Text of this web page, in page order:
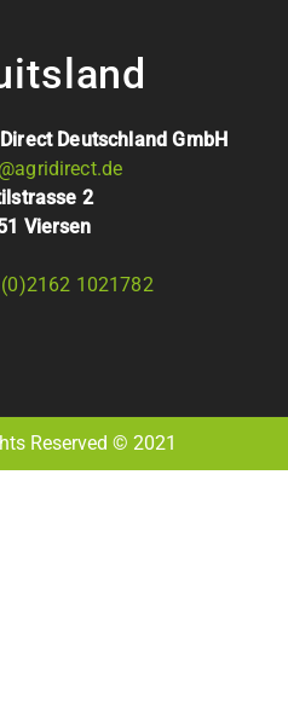
Deutschland GmbH
2
Viersen
1021782
Reserved © 2021